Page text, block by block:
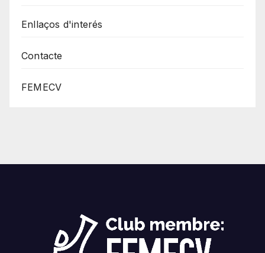
Enllaços d'interés
Contacte
FEMECV